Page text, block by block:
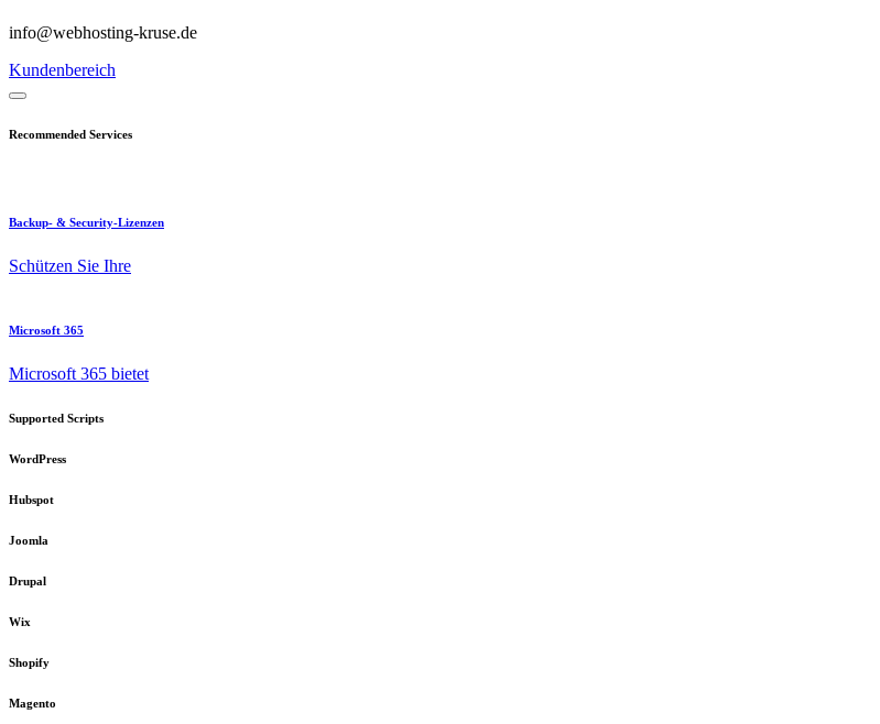
info@webhosting-kruse.de
Kundenbereich
Recommended Services
Backup- & Security-Lizenzen
Schützen Sie Ihre
Microsoft 365
Microsoft 365 bietet
Supported Scripts
WordPress
Hubspot
Joomla
Drupal
Wix
Shopify
Magento